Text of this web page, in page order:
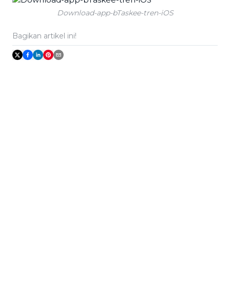
Download-app-bTaskee-tren-iOS
Bagikan artikel ini!